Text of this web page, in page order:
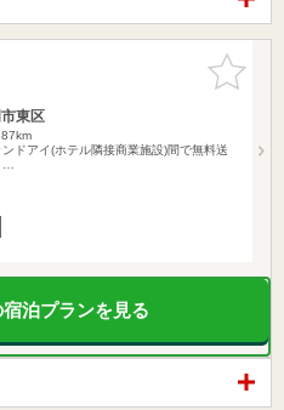
お気に入
りに追加
東区
ドアイ(ホテル隣接商業施設)間で無料送
泊プランを見る